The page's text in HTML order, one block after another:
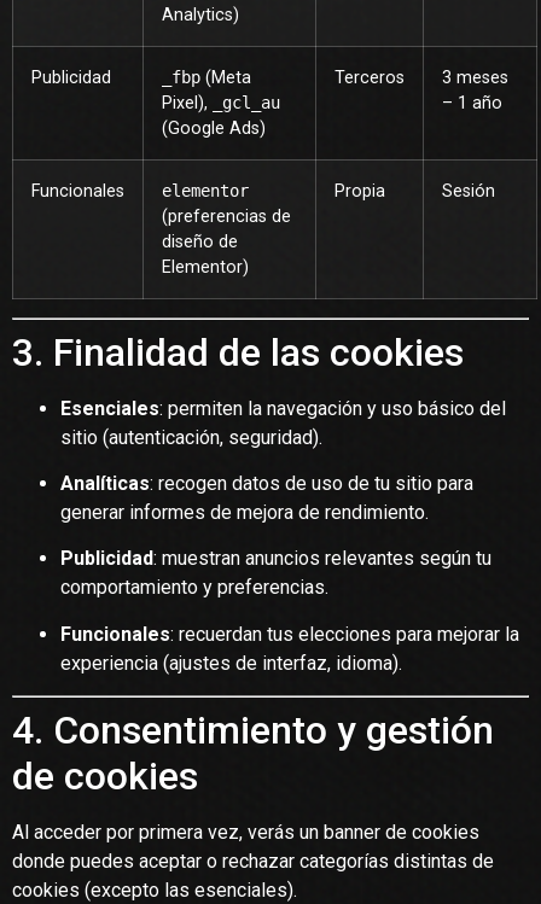
Analytics)
Publicidad _fbp (Meta
Pixel),
_gcl_au
(Google Ads)
Terceros
3 meses
– 1 año
Funcionales elementor
(preferencias de
diseño de
Elementor)
Propia Sesión
3. Finalidad de las cookies
Esenciales: permiten la navegación y uso básico del
sitio (autenticación, seguridad).
Analíticas: recogen datos de uso de tu sitio para
generar informes de mejora de rendimiento.
Publicidad: muestran anuncios relevantes según tu
comportamiento y preferencias.
Funcionales: recuerdan tus elecciones para mejorar la
experiencia (ajustes de interfaz, idioma).
4. Consentimiento y gestión
de cookies
Al acceder por primera vez, verás un banner de cookies
donde puedes aceptar o rechazar categorías distintas de
cookies (excepto las esenciales).